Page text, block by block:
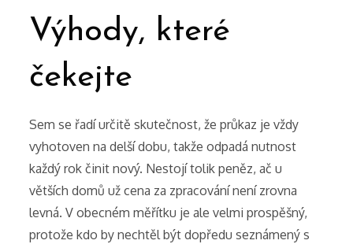
Výhody, které
čekejte
Sem se řadí určitě skutečnost, že průkaz je vždy
vyhotoven na delší dobu, takže odpadá nutnost
každý rok činit nový. Nestojí tolik peněz, ač u
větších domů už cena za zpracování není zrovna
levná. V obecném měřítku je ale velmi prospěšný,
protože kdo by nechtěl být dopředu seznámený s